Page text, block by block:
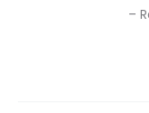
–